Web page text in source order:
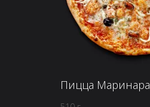
Пицца Маринара